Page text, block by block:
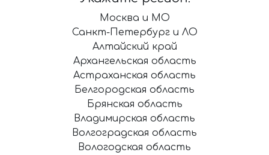
Москва и МО
Санкт-Петербург и ЛО
Алтайский край
Архангельская область
Астраханская область
Белгородская область
Брянская область
Владимирская область
Волгоградская область
Вологодская область